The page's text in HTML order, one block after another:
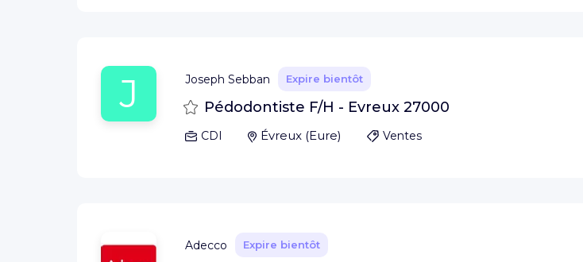
J Joseph Sebban Expire bientôt
Sauvegarder
Pédodontiste F/H - Evreux 27000
CDI Évreux(Eure) Ventes
Adecco Expire bientôt